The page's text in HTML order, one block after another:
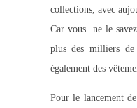
collections, avec
Car vous ne le
plus des milliers de
également des
Pour le lancement